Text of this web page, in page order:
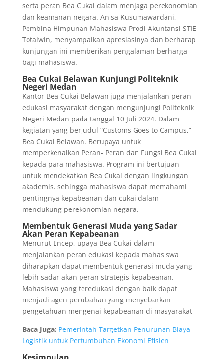
serta peran Bea Cukai dalam menjaga perekonomian
dan keamanan negara. Anisa Kusumawardani,
Pembina Himpunan Mahasiswa Prodi Akuntansi STIE
Totalwin, menyampaikan apresiasinya dan berharap
kunjungan ini memberikan pengalaman berharga
bagi mahasiswa.
Bea Cukai Belawan Kunjungi Politeknik
Negeri Medan
Kantor Bea Cukai Belawan juga menjalankan peran
edukasi masyarakat dengan mengunjungi Politeknik
Negeri Medan pada tanggal 10 Juli 2024. Dalam
kegiatan yang berjudul “Customs Goes to Campus,”
Bea Cukai Belawan. Berupaya untuk
memperkenalkan Peran- Peran dan Fungsi Bea Cukai
kepada para mahasiswa. Program ini bertujuan
untuk mendekatkan Bea Cukai dengan lingkungan
akademis. sehingga mahasiswa dapat memahami
pentingnya kepabeanan dan cukai dalam
mendukung perekonomian negara.
Membentuk Generasi Muda yang Sadar
Akan Peran Kepabeanan
Menurut Encep, upaya Bea Cukai dalam
menjalankan peran edukasi kepada mahasiswa
diharapkan dapat membentuk generasi muda yang
lebih sadar akan peran strategis kepabeanan.
Mahasiswa yang teredukasi dengan baik dapat
menjadi agen perubahan yang menyebarkan
pengetahuan mengenai kepabeanan di masyarakat.
Baca Juga: Pemerintah Targetkan Penurunan Biaya
Logistik untuk Pertumbuhan Ekonomi Efisien